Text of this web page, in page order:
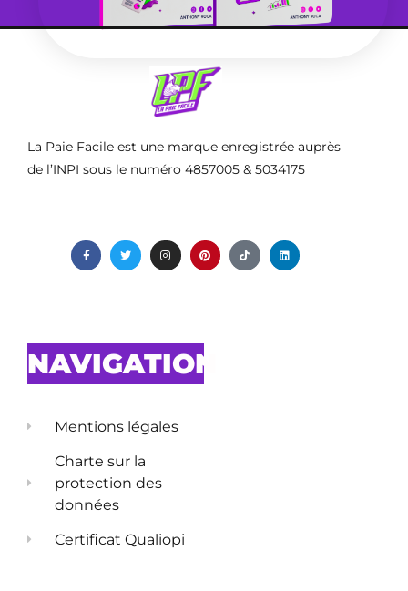
La Paie Facile est une marque enregistrée auprès
de l’INPI sous le numéro 4857005 & 5034175
NAVIGATION
Mentions légales
Charte sur la
protection des
données
Certificat Qualiopi